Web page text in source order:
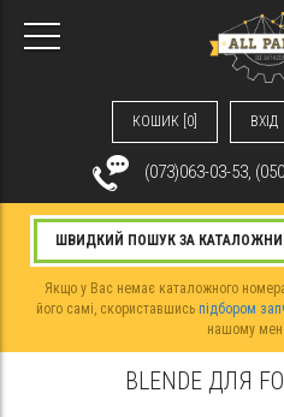
КОШИК [0] ВХIД
(073)063-03-53,
Якщо у Вас немає каталожного
його самі, скориставшись підбором
нашому
BLENDE ДЛЯ